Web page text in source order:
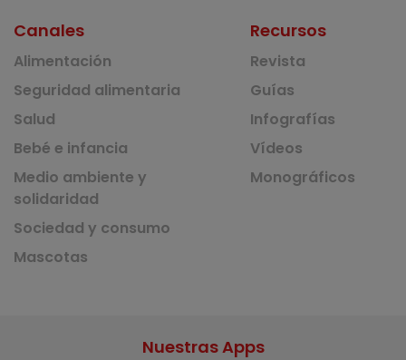
Canales
Alimentación
Seguridad alimentaria
Salud
Bebé e infancia
Medio ambiente y
solidaridad
Sociedad y consumo
Mascotas
Recursos
Revista
Guías
Infografías
Vídeos
Monográficos
Nuestras Apps